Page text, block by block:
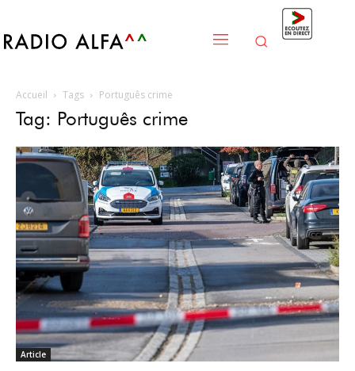
Accueil Tags Português crime
Tag: Português crime
Article